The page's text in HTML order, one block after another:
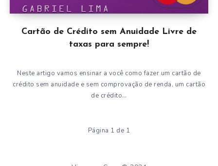
Cartão de Crédito sem Anuidade Livre de
taxas para sempre!
Neste artigo vamos ensinar a você como fazer um cartão de
crédito sem anuidade e sem comprovação de renda, um cartão
de crédito…
Página 1 de 1